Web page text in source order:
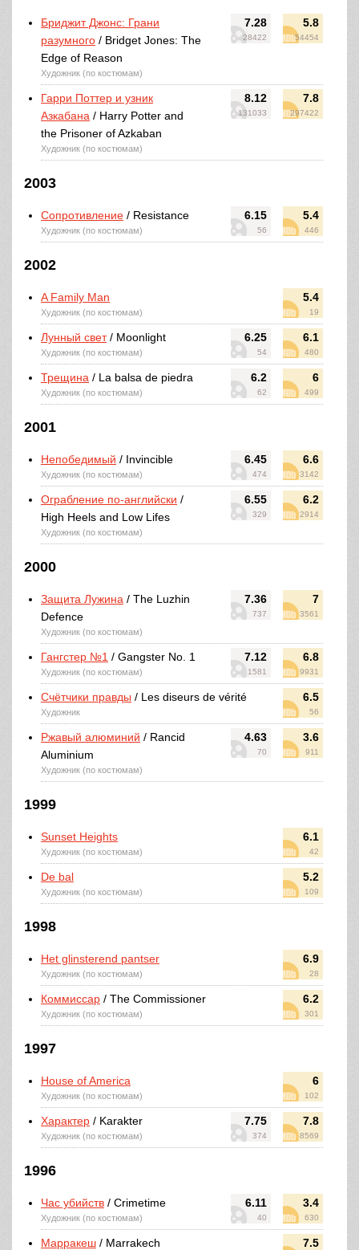
7.28
28422
5.8
54454
Бриджит Джонс: Грани
разумного / Bridget Jones: The
Edge of Reason
Художник (по костюмам)
8.12
131033
7.8
297422
Гарри Поттер и узник
Азкабана / Harry Potter and
the Prisoner of Azkaban
Художник (по костюмам)
2003
6.15
56
5.4
446
Сопротивление / Resistance
Художник (по костюмам)
2002
5.4
19
A Family Man
Художник (по костюмам)
6.25
54
6.1
480
Лунный свет/ Moonlight
Художник (по костюмам)
6.2
62
6
499
Трещина / La balsa de piedra
Художник (по костюмам)
2001
6.45
474
6.6
3142
Непобедимый / Invincible
Художник (по костюмам)
6.55
329
6.2
2914
Ограбление по-английски /
High Heels and Low Lifes
Художник (по костюмам)
2000
7.36
737
7
3561
Защита Лужина / The Luzhin
Defence
Художник (по костюмам)
7.12
1581
6.8
9931
Гангстер №1 / Gangster No. 1
Художник (по костюмам)
6.5
56
Счётчики правды / Les diseurs de vérité
Художник
4.63
70
3.6
911
Ржавый алюминий / Rancid
Aluminium
Художник (по костюмам)
1999
6.1
42
Sunset Heights
Художник (по костюмам)
5.2
109
De bal
Художник (по костюмам)
1998
6.9
28
Het glinsterend pantser
Художник (по костюмам)
6.2
301
Коммиссар / The Commissioner
Художник (по костюмам)
1997
6
102
House of America
Художник (по костюмам)
7.75
374
7.8
8569
Характер / Karakter
Художник (по костюмам)
1996
6.11
40
3.4
630
Час убийств / Crimetime
Художник (по костюмам)
7.5
Марракеш / Marrakech